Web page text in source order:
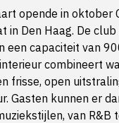
opende in oktober
in Den Haag. De
een capaciteit van
combineert
frisse, open
Gasten kunnen er
van R&B